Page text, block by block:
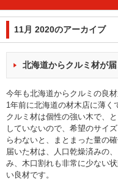
11月 2020のアーカイブ
北海道からクルミ材が
今年も北海道からクルミの良材
1年前に北海道の材木店に薄く
クルミ材は個性の強い木で、
していないので、希望のサイ
らわないと、まとまった量の
届いた材は、人口乾燥済みの
み、木口割れも非常に少ない
い良材です。